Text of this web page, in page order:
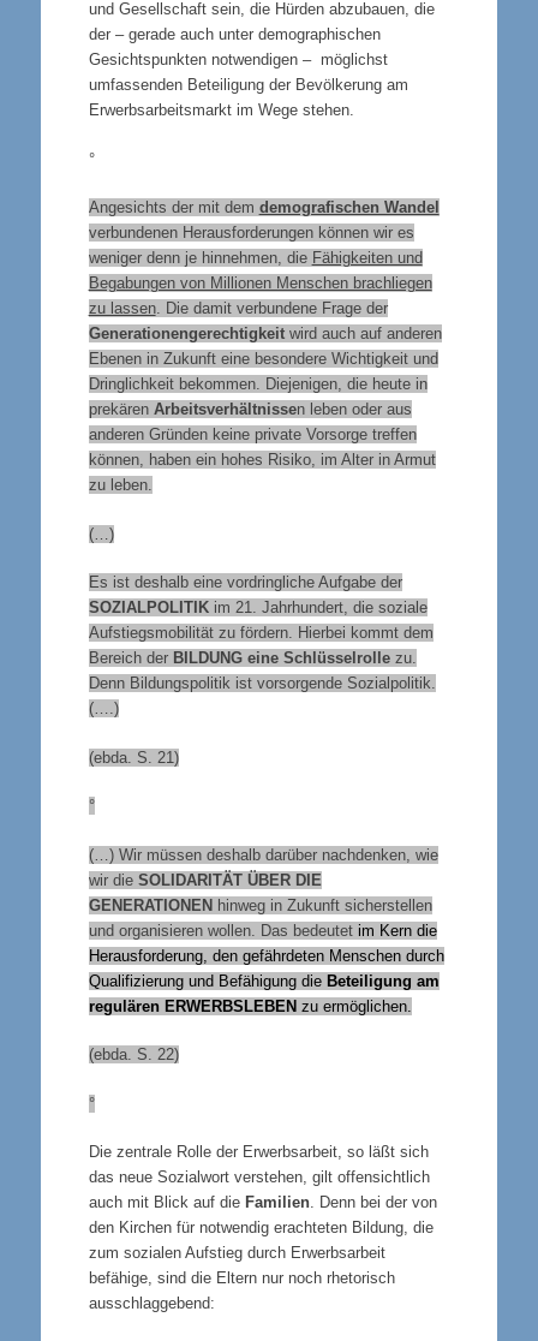
und Gesellschaft sein, die Hürden abzubauen, die
der – gerade auch unter demographischen
Gesichtspunkten notwendigen – möglichst
umfassenden Beteiligung der Bevölkerung am
Erwerbsarbeitsmarkt im Wege stehen.
°
Angesichts der mit dem demografischen Wandel
verbundenen Herausforderungen können wir es
weniger denn je hinnehmen, die Fähigkeiten und
Begabungen von Millionen Menschen brachliegen
zu lassen. Die damit verbundene Frage der
Generationengerechtigkeitwird auch auf anderen
Ebenen in Zukunft eine besondere Wichtigkeit und
Dringlichkeit bekommen. Diejenigen, die heute in
prekären Arbeitsverhältnissen leben oder aus
anderen Gründen keine private Vorsorge treffen
können, haben ein hohes Risiko, im Alter in Armut
zu leben.
(…)
Es ist deshalb eine vordringliche Aufgabe der
SOZIALPOLITIKim 21. Jahrhundert, die soziale
Aufstiegsmobilität zu fördern. Hierbei kommt dem
Bereich der BILDUNG eine Schlüsselrollezu.
Denn Bildungspolitik ist vorsorgende Sozialpolitik.
(….)
(ebda. S. 21)
°
(…) Wir müssen deshalb darüber nachdenken, wie
wir die SOLIDARITÄT ÜBER DIE
GENERATIONENhinweg in Zukunft sicherstellen
und organisieren wollen. Das bedeutet im Kern die
Herausforderung, den gefährdeten Menschen durch
Qualifizierung und Befähigung die Beteiligung am
regulären ERWERBSLEBENzu ermöglichen.
(ebda. S. 22)
°
Die zentrale Rolle der Erwerbsarbeit, so läßt sich
das neue Sozialwort verstehen, gilt offensichtlich
auch mit Blick auf die Familien. Denn bei der von
den Kirchen für notwendig erachteten Bildung, die
zum sozialen Aufstieg durch Erwerbsarbeit
befähige, sind die Eltern nur noch rhetorisch
ausschlaggebend: